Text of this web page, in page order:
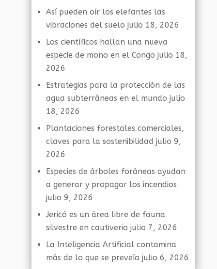
Así pueden oír los elefantes las
vibraciones del suelo julio 18, 2026
Los científicos hallan una nueva
especie de mono en el Congo julio 18,
2026
Estrategias para la protección de las
agua subterráneas en el mundo julio
18, 2026
Plantaciones forestales comerciales,
claves para la sostenibilidad julio 9,
2026
Especies de árboles foráneas ayudan
a generar y propagar los incendios
julio 9, 2026
Jericó es un área libre de fauna
silvestre en cautiverio julio 7, 2026
La Inteligencia Artificial contamina
más de lo que se preveía julio 6, 2026